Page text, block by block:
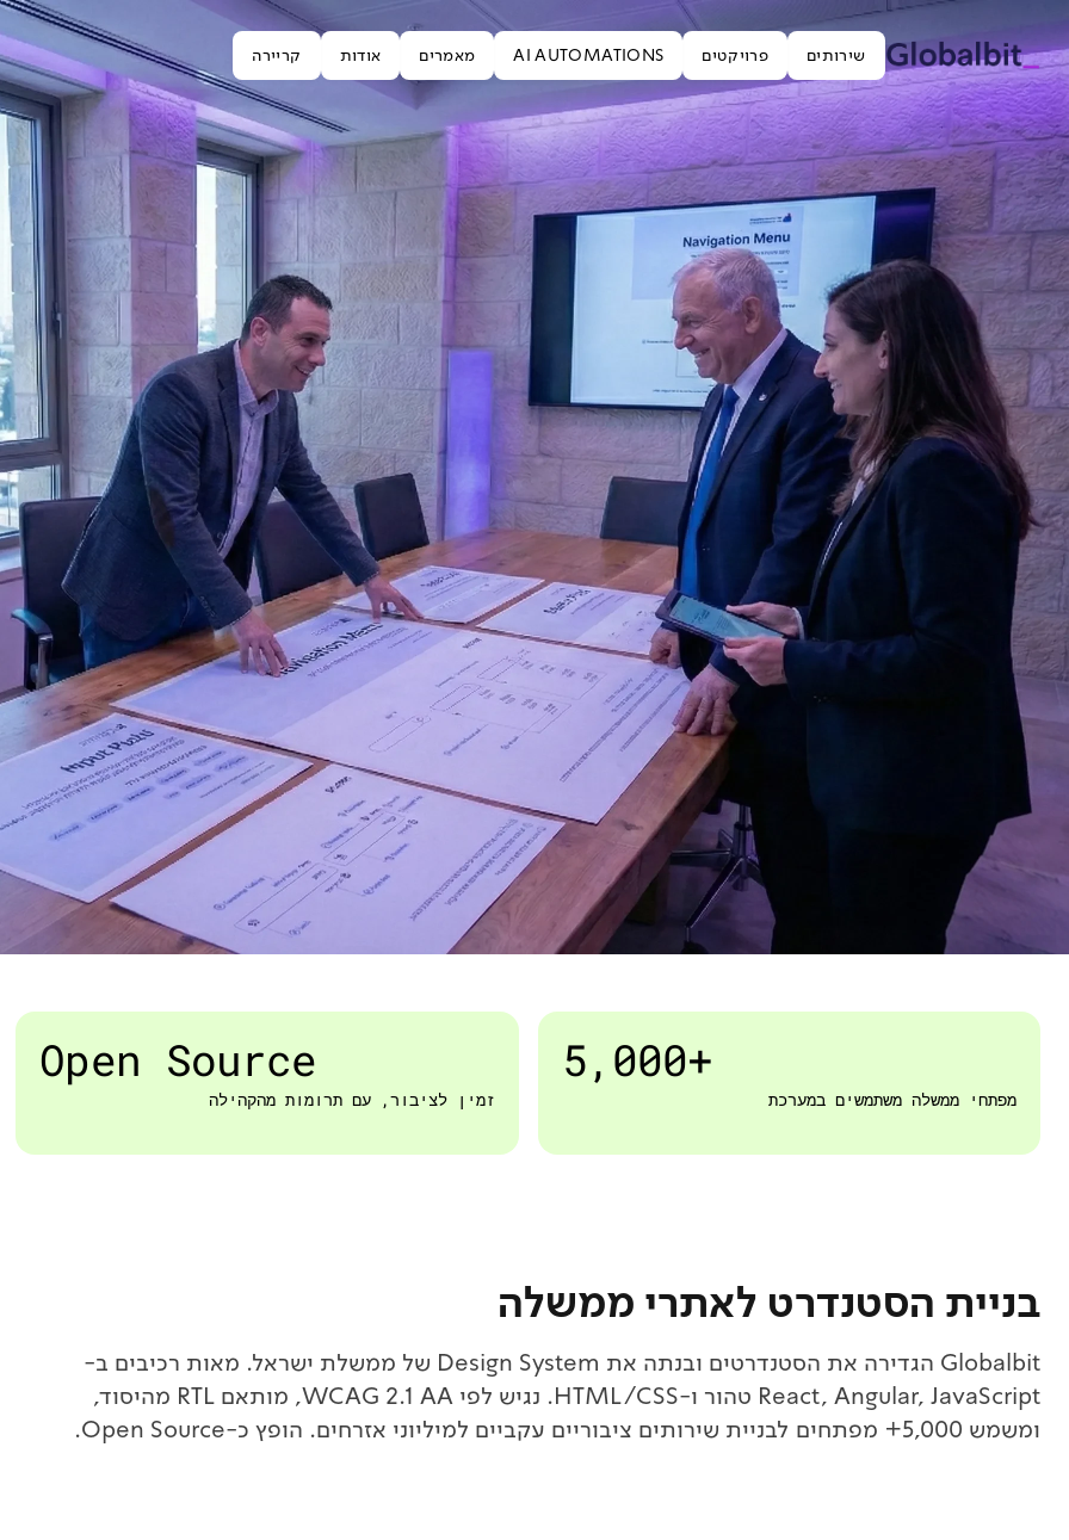
דילוג לתוכן הראשי
שירותים פרויקטים AI AUTOMATIONS מאמרים אודות קריירה
5,000+
מפתחי ממשלה משתמשים במערכת
Open Source
זמין לציבור, עם תרומות מהקהילה
בניית הסטנדרט לאתרי ממשלה
Globalbit הגדירה את הסטנדרטים ובנתה את Design System של ממשלת ישראל. מאות רכיבים ב-
React, Angular, JavaScript טהור ו-HTML/CSS. נגיש לפי WCAG 2.1 AA, מותאם RTL מהיסוד,
ומשמש 5,000+ מפתחים לבניית שירותים ציבוריים עקביים למיליוני אזרחים. הופץ כ-Open Source.